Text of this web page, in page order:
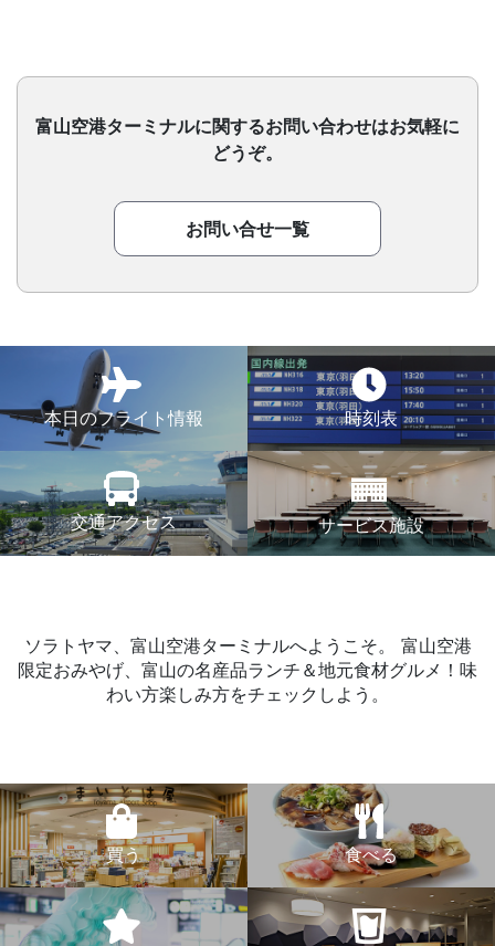
富山空港ターミナルに関するお問い合わせはお気軽に
どうぞ。
お問い合せ一覧
本日のフライト情報 時刻表
交通アクセス サービス施設
ソラトヤマ、富山空港ターミナルへようこそ。
富山空港
限定おみやげ、富山の名産品ランチ＆地元食材グルメ！味
わい方楽しみ方をチェックしよう。
買う 食べる